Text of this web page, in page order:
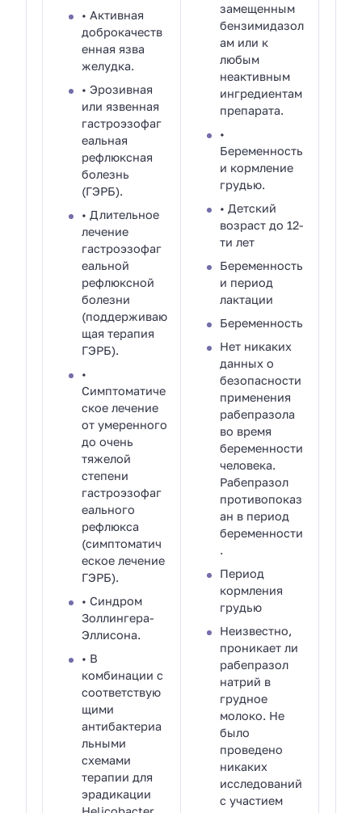
• Активная
доброкачеств
енная язва
желудка.
• Эрозивная
или язвенная
гастроэзофаг
еальная
рефлюксная
болезнь
(ГЭРБ).
• Длительное
лечение
гастроэзофаг
еальной
рефлюксной
болезни
(поддерживаю
щая терапия
ГЭРБ).
•
Симптоматиче
ское лечение
от умеренного
до очень
тяжелой
степени
гастроэзофаг
еального
рефлюкса
(симптоматич
еское лечение
ГЭРБ).
• Синдром
Золлингера-
Эллисона.
• В
комбинации с
соответствую
щими
антибактериа
льными
схемами
терапии для
эрадикации
замещенным
бензимидазол
ам или к
любым
неактивным
ингредиентам
препарата.
•
Беременность
и кормление
грудью.
• Детский
возраст до 12-
ти лет
Беременность
и период
лактации
Беременность
Нет никаких
данных о
безопасности
применения
рабепразола
во время
беременности
человека.
Рабепразол
противопоказ
ан в период
беременности
.
Период
кормления
грудью
Неизвестно,
проникает ли
рабепразол
натрий в
грудное
молоко. Не
было
проведено
никаких
исследований
с участием